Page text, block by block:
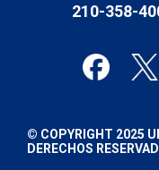
210-358-
© COPYRIGHT 2025
DERECHOS